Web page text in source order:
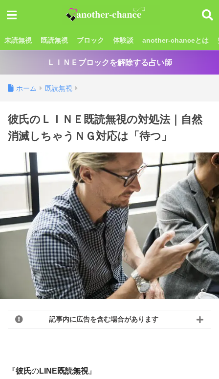
未読無視 既読無視 ブロック 体験談 another-chanceとは
ＬＩＮＥブロックを解除する占い師
ホーム 既読無視
彼氏のＬＩＮＥ既読無視の対処法｜自然
消滅しちゃうＮＧ対応は「待つ」
記事内に広告を含む場合があります
『彼氏のLINE既読無視』